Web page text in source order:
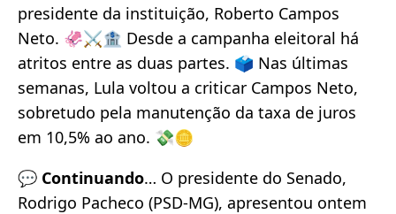
presidente da instituição, Roberto Campos
Neto. 🦑⚔️🏦 Desde a campanha eleitoral há
atritos entre as duas partes. 🗳️ Nas últimas
semanas, Lula voltou a criticar Campos Neto,
sobretudo pela manutenção da taxa de juros
em 10,5% ao ano. 💸🪙
💬 Continuando… O presidente do Senado,
Rodrigo Pacheco (PSD-MG), apresentou ontem